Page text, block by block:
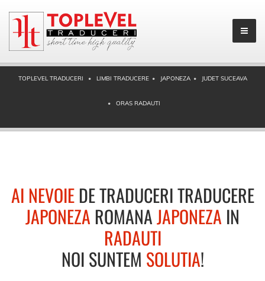
TOPLEVEL TRADUCERI LIMBI TRADUCERE JAPONEZA JUDET SUCEAVA
ORAS RADAUTI
AI NEVOIEDE TRADUCERI TRADUCERE
JAPONEZA ROMANAJAPONEZA IN
RADAUTI
NOI SUNTEM SOLUTIA!